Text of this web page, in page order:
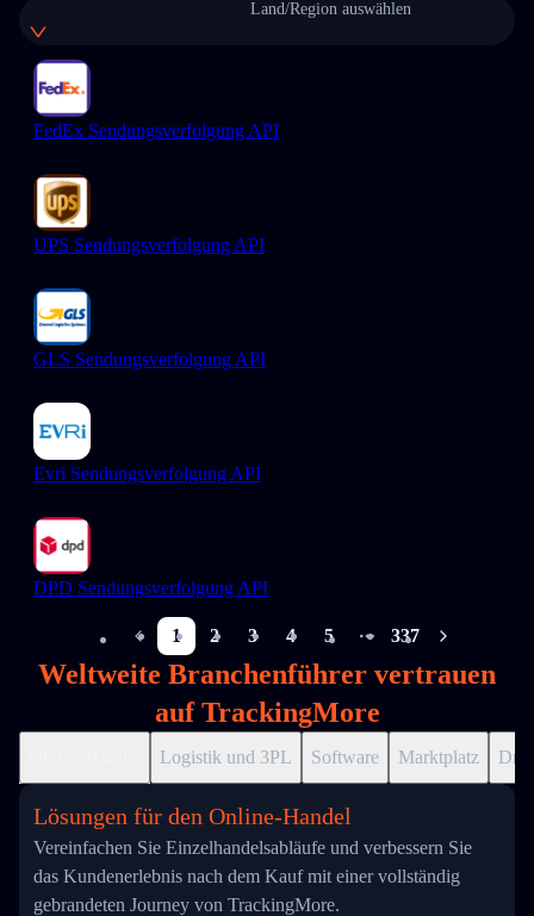
Land/Region auswählen
FedEx Sendungsverfolgung API
UPS Sendungsverfolgung API
GLS Sendungsverfolgung API
Evri Sendungsverfolgung API
DPD Sendungsverfolgung API
1 2 3 4 5
More pages
337
Weltweite Branchenführer vertrauen
auf TrackingMore
Logistik und 3PL Software Marktplatz
Lösungen für den Online-Handel
Vereinfachen Sie Einzelhandelsabläufe und verbessern Sie
das Kundenerlebnis nach dem Kauf mit einer vollständig
gebrandeten Journey von TrackingMore.